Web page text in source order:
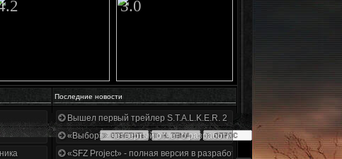
3.0
Последние новости
Вышел первый трейлер S.T.A.L.K.E.R. 2
«Выбор» - четвертый отчет о разработке!
«SFZ Project» - полная версия в разработке!